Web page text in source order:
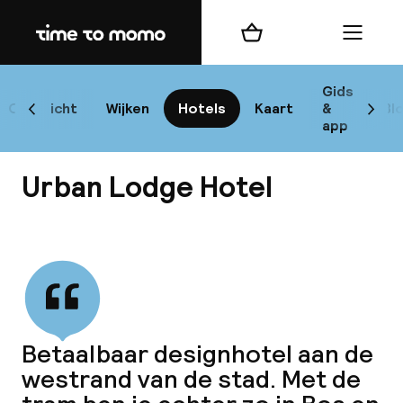
Home
Overzicht Wijken Hotels Kaart
Gids
&
app
Scroll naar links
Winkelmand Menu
Urban Lodge Hotel
Betaalbaar designhotel aan de
westrand van de stad. Met de